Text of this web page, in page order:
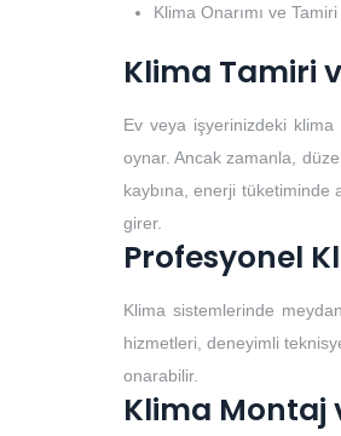
Klima Onarımı ve Tamiri
Klima Tamiri
Ev veya işyerinizdeki
oynar. Ancak zamanla,
kaybına, enerji tüketiminde
girer.
Profesyonel
Klima sistemlerinde
hizmetleri, deneyimli
onarabilir.
Klima Montaj